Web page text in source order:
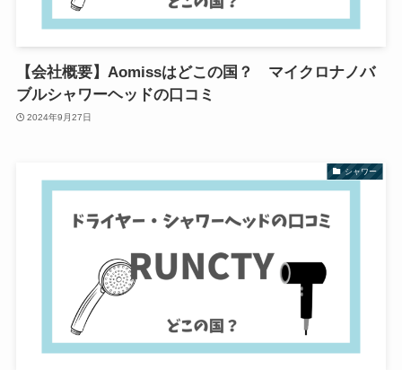
【会社概要】Aomissはどこの国？ マイクロナノバ
ブルシャワーヘッドの口コミ
2024年9月27日
シャワー